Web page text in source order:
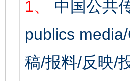
1、
中国公共
publics
稿/报料/反映/